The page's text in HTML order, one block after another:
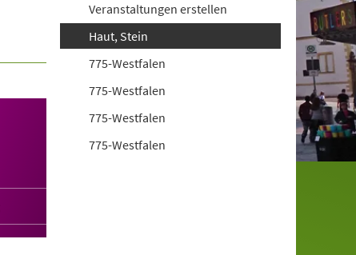
Veranstaltungen erstellen
Haut, Stein
775-Westfalen
775-Westfalen
775-Westfalen
775-Westfalen